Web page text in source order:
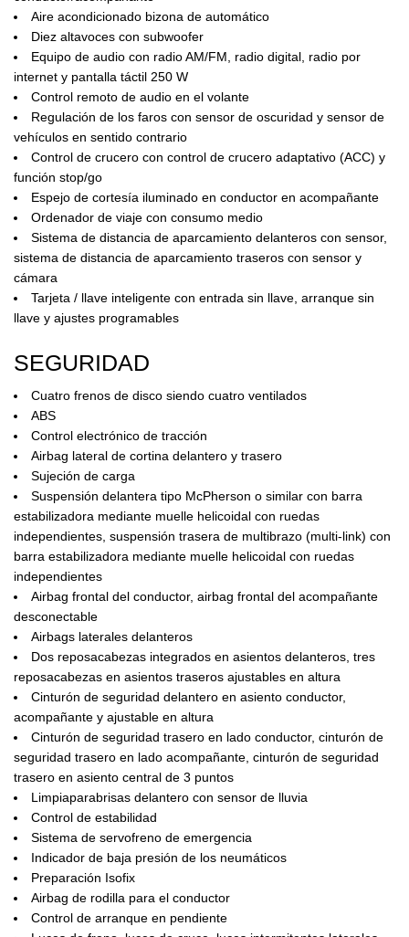
Aire acondicionado bizona de automático
Diez altavoces con subwoofer
Equipo de audio con radio AM/FM, radio digital, radio por
internet y pantalla táctil 250 W
Control remoto de audio en el volante
Regulación de los faros con sensor de oscuridad y sensor de
vehículos en sentido contrario
Control de crucero con control de crucero adaptativo (ACC) y
función stop/go
Espejo de cortesía iluminado en conductor en acompañante
Ordenador de viaje con consumo medio
Sistema de distancia de aparcamiento delanteros con sensor,
sistema de distancia de aparcamiento traseros con sensor y
cámara
Tarjeta / llave inteligente con entrada sin llave, arranque sin
llave y ajustes programables
SEGURIDAD
Cuatro frenos de disco siendo cuatro ventilados
ABS
Control electrónico de tracción
Airbag lateral de cortina delantero y trasero
Sujeción de carga
Suspensión delantera tipo McPherson o similar con barra
estabilizadora mediante muelle helicoidal con ruedas
independientes, suspensión trasera de multibrazo (multi-link) con
barra estabilizadora mediante muelle helicoidal con ruedas
independientes
Airbag frontal del conductor, airbag frontal del acompañante
desconectable
Airbags laterales delanteros
Dos reposacabezas integrados en asientos delanteros, tres
reposacabezas en asientos traseros ajustables en altura
Cinturón de seguridad delantero en asiento conductor,
acompañante y ajustable en altura
Cinturón de seguridad trasero en lado conductor, cinturón de
seguridad trasero en lado acompañante, cinturón de seguridad
trasero en asiento central de 3 puntos
Limpiaparabrisas delantero con sensor de lluvia
Control de estabilidad
Sistema de servofreno de emergencia
Indicador de baja presión de los neumáticos
Preparación Isofix
Airbag de rodilla para el conductor
Control de arranque en pendiente